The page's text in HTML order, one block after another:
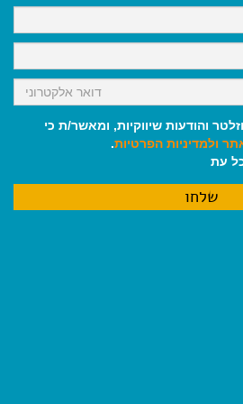
k
p
m
והודעות שיווקיות, ומאשר/ת כי
ולמדיניות הפרטיות.
עת